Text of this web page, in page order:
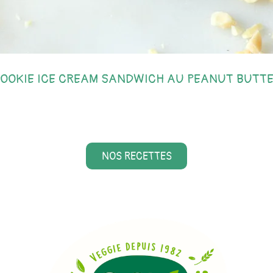
ICE CREAM SANDWICH AU PEANUT
NOS RECETTES